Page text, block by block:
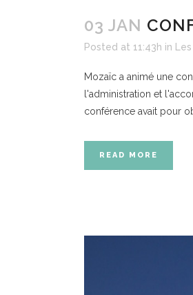
03 JAN
Posted at 11:43h in
Mozaïc a animé une
l'administration et
conférence avait pour
READ MORE